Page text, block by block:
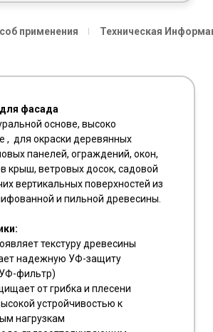
применения Техническая
фасада
основе, высоко
, для окраски деревянных
панелей, ограждений, окон,
крыш, ветровых досок, садовой
вертикальных поверхностей из
и пильной древесины.
текстуру древесины
надежную УФ-защиту
фильтр)
от грибка и плесени
устройчивостью к
нагрузкам